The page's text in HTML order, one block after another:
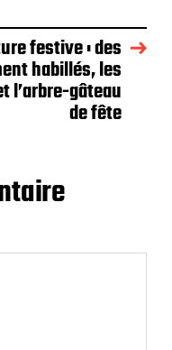
festive : des
habillés, les
l’arbre-gâteau
de fête